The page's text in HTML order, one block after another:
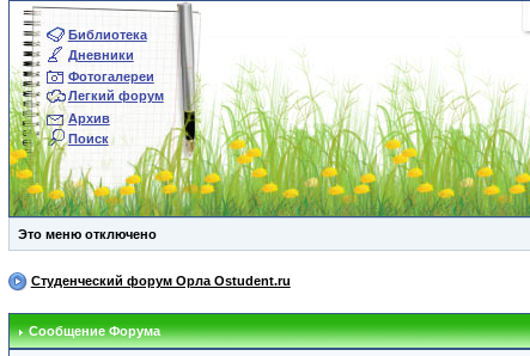
Библиотека
Дневники
Фотогалереи
Легкий форум
Архив
Поиск
Это меню отключено
Студенческий форум Орла Ostudent.ru
Сообщение Форума